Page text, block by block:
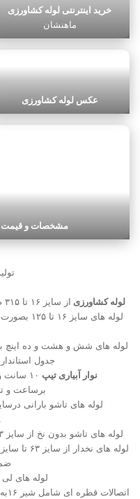
خرید اینترنتی لوله کشاورزی
ماهنشان
عکس لوله کشاورزی
مشخصات و قیمت
لوله کشاورزی از سایز ۱۶ تا ۳۱۵ م.م با مواد آبرسان دارای ضمانت ده ساله
جدول استاندارد پی ای ۸۰ با
نوار آبیاری تیپ
برساعت و تحمل فشار ۳
?لوله های تاشو بدون نخ از سایز ۶۳ تا سایز ۱۲۵ مناسب زمین های اجاره ای
?لوله های